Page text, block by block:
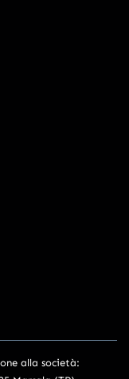
alla società: